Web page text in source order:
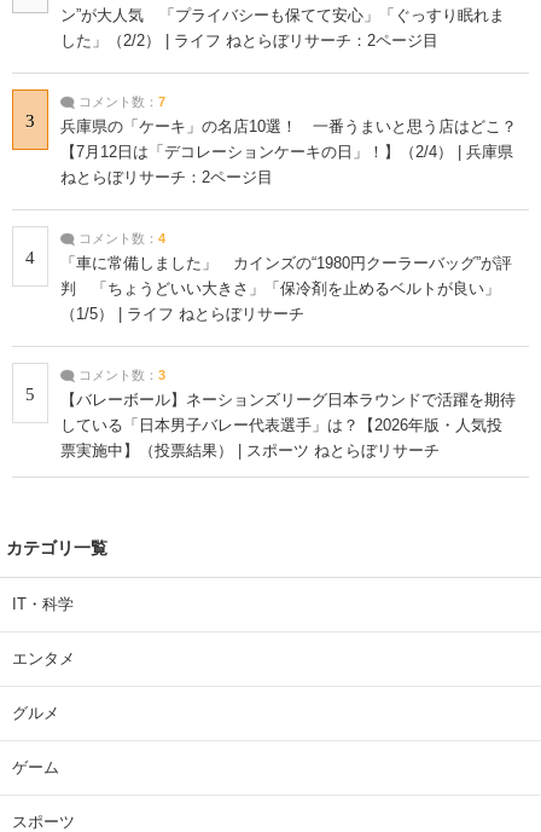
ン”が大人気 「プライバシーも保てて安心」「ぐっすり眠れま
した」（2/2） | ライフ ねとらぼリサーチ：2ページ目
3
コメント数： 7
兵庫県の「ケーキ」の名店10選！ 一番うまいと思う店はどこ？
【7月12日は「デコレーションケーキの日」！】（2/4） | 兵庫県
ねとらぼリサーチ：2ページ目
4
コメント数： 4
「車に常備しました」 カインズの“1980円クーラーバッグ”が評
判 「ちょうどいい大きさ」「保冷剤を止めるベルトが良い」
（1/5） | ライフ ねとらぼリサーチ
5
コメント数： 3
【バレーボール】ネーションズリーグ日本ラウンドで活躍を期待
している「日本男子バレー代表選手」は？【2026年版・人気投
票実施中】（投票結果） | スポーツ ねとらぼリサーチ
カテゴリ一覧
IT・科学
エンタメ
グルメ
ゲーム
スポーツ